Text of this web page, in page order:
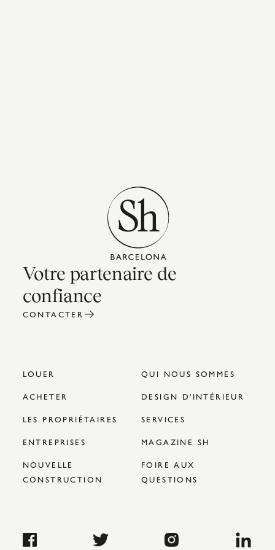
Votre partenaire de
confiance
CONTACTER
LOUER
QUI NOUS SOMMES
ACHETER
DESIGN D'INTÉRIEUR
LES PROPRIÉTAIRES
SERVICES
ENTREPRISES
MAGAZINE SH
NOUVELLE
CONSTRUCTION
FOIRE AUX
QUESTIONS